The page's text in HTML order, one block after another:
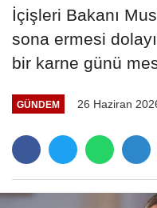
İçişleri Bakanı
sona ermesi
bir karne günü
GÜNDEM 26 Haziran